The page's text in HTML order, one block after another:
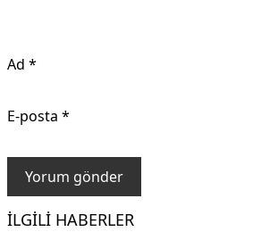
Ad *
E-posta *
İLGILI HABERLER